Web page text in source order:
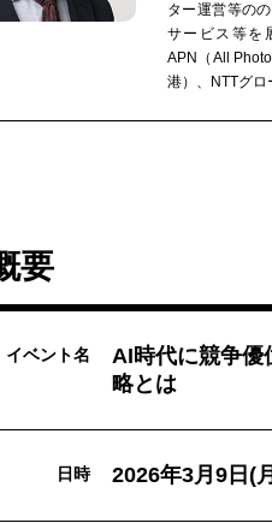
ター運営等の
サービス等を
APN（All
港）、NTTグ
要
イベント名
AI時代に競争優
略とは
日時 2026年3月9日(